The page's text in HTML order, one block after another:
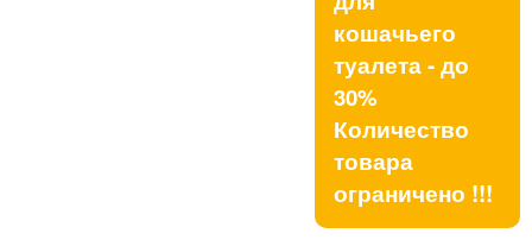
кошачьего
туалета - до
30%
Количество
товара
ограничено !!!